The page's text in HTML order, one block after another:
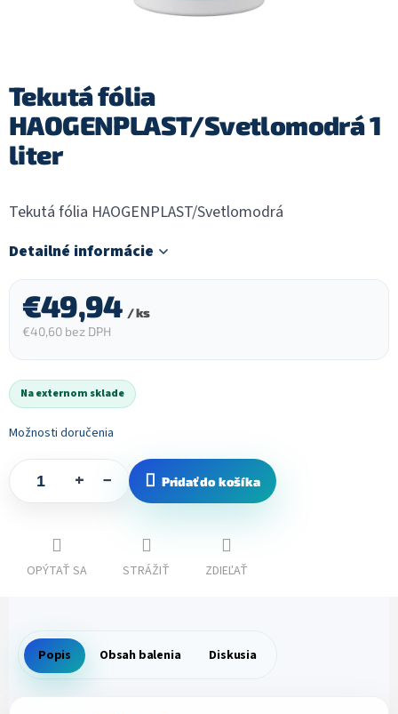
Tekutá fólia
HAOGENPLAST/Svetlomodrá 1
liter
Tekutá fólia HAOGENPLAST/Svetlomodrá
Detailné informácie
€49,94 / ks
€40,60 bez DPH
Na externom sklade
Možnosti doručenia
+ − Pridať do košíka
OPÝTAŤ SA STRÁŽIŤ ZDIEĽAŤ
Popis Obsah balenia Diskusia